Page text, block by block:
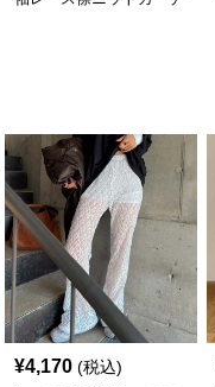
¥4,170 (税込)